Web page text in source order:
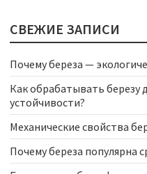
СВЕЖИЕ ЗАПИСИ
Почему береза —
Как обрабатывать березу
устойчивости?
Механические свойства
Почему береза популярна